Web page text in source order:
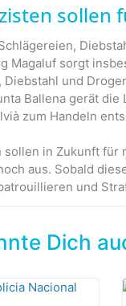
sollen
Magaluf sorgt
Diebstahl und
Ballena gerät
zum Handeln
in Zukunft für
aus. Sobald
und
Dich